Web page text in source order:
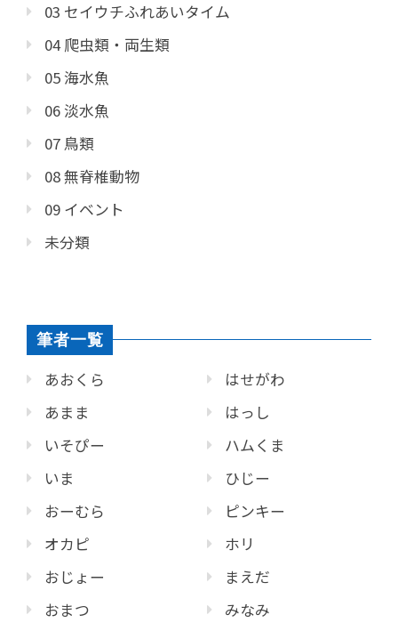
03 セイウチふれあいタイム
04 爬虫類・両生類
05 海水魚
06 淡水魚
07 鳥類
08 無脊椎動物
09 イベント
未分類
筆者一覧
あおくら
あまま
いそぴー
いま
おーむら
オカピ
おじょー
おまつ
はせがわ
はっし
ハムくま
ひじー
ピンキー
ホリ
まえだ
みなみ